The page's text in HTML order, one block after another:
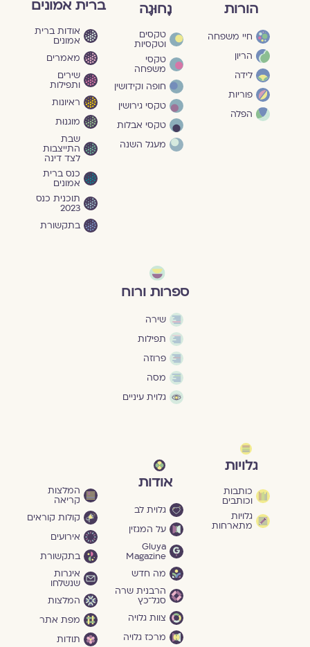
הורות
חיי משפחה
הריון
לידה
פוריות
הפלה
נָחוּגָה
טקסים
וטקסיות
טקסי
משפחה
חופה וקידושין
טקסי גירושין
טקסי אבלות
מעגל השנה
ברית אמונים
אודות ברית
אמונים
מאמרים
שירים
ותפילות
ראיונות
מוגנוּת
שבת
התייצבות
לצד דינה
כנס ברית
אמונים
תוכנית כנס
2023
בתקשורת
ספרות ורוח
שירה
תפילות
פרוזה
מסה
גלוית עיניים
גלויות
כותבות
וכותבים
גלויות
מתארחות
אודות
גלוית לב
על המגזין
Gluya
Magazine
מה חדש
הרבנית שרה
סגל־כץ
צוות גלויה
מרכז גלויה
המלצות
קריאה
קולות קוראים
אירועים
בתקשורת
איגרות
שנשלחו
המלצות
מפת אתר
תודות